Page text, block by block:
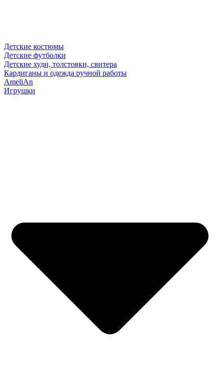
Детские костюмы
Детские футболки
Детские худи, толстовки, свитера
Кардиганы и одежда ручной работы
AmeliAn
Игрушки